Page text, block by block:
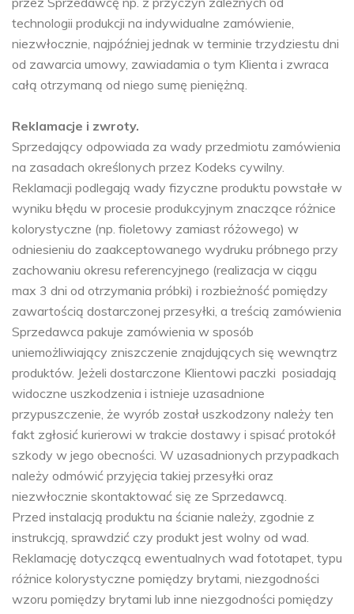
technologii produkcji na indywidualne zamówienie,
niezwłocznie, najpóźniej jednak w terminie trzydziestu dni
od zawarcia umowy, zawiadamia o tym Klienta i zwraca
całą otrzymaną od niego sumę pieniężną.
Reklamacje i zwroty.
Sprzedający odpowiada za wady przedmiotu zamówienia
na zasadach określonych przez Kodeks cywilny.
Reklamacji podlegają wady fizyczne produktu powstałe w
wyniku błędu w procesie produkcyjnym znaczące różnice
kolorystyczne (np. fioletowy zamiast różowego) w
odniesieniu do zaakceptowanego wydruku próbnego przy
zachowaniu okresu referencyjnego (realizacja w ciągu
max 3 dni od otrzymania próbki) i rozbieżność pomiędzy
zawartością dostarczonej przesyłki, a treścią zamówienia
Sprzedawca pakuje zamówienia w sposób
uniemożliwiający zniszczenie znajdujących się wewnątrz
produktów. Jeżeli dostarczone Klientowi paczki posiadają
widoczne uszkodzenia i istnieje uzasadnione
przypuszczenie, że wyrób został uszkodzony należy ten
fakt zgłosić kurierowi w trakcie dostawy i spisać protokół
szkody w jego obecności. W uzasadnionych przypadkach
należy odmówić przyjęcia takiej przesyłki oraz
niezwłocznie skontaktować się ze Sprzedawcą.
Przed instalacją produktu na ścianie należy, zgodnie z
instrukcją, sprawdzić czy produkt jest wolny od wad.
Reklamację dotyczącą ewentualnych wad fototapet, typu
różnice kolorystyczne pomiędzy brytami, niezgodności
wzoru pomiędzy brytami lub inne niezgodności pomiędzy